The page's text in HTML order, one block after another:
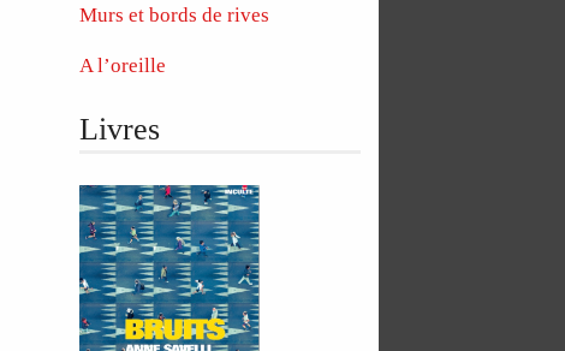
Murs et bords de rives
A l’oreille
Livres